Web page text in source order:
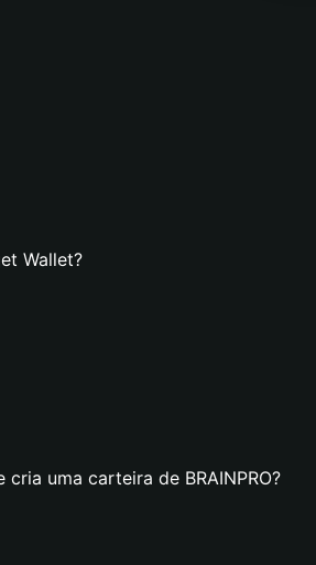
Wallet?
uma carteira de BRAINPRO?